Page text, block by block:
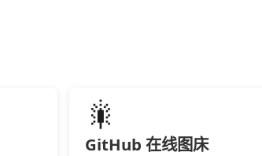
🎇
GitHub 在线图床